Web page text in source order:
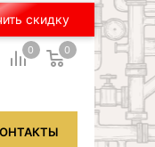
0 0
скидку